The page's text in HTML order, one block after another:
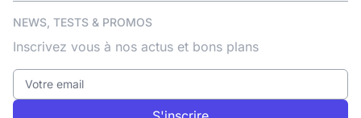
NEWS, TESTS & PROMOS
Inscrivez vous à nos actus et bons plans